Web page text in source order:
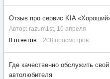
Отзыв про сервис KIA
Автор: razum1st, 10 апреля
0 ответов 208 просмотров
Где качественно обслужить
автолюбителя